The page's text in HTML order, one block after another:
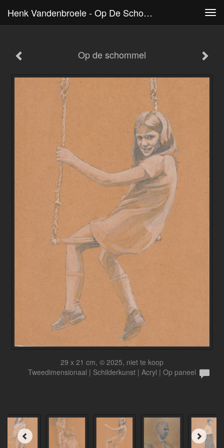
Henk Vandenbroele - Op De Schommel
Op de schommel
29 x 21 cm, © 2025, niet te koop
Tweedimensionaal | Schilderkunst | Acryl | Op paneel